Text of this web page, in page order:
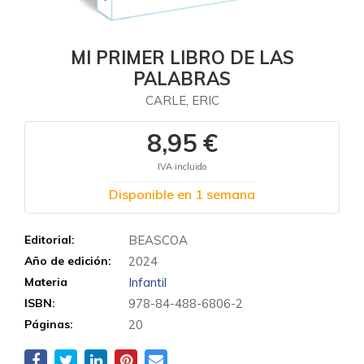
MI PRIMER LIBRO DE LAS
PALABRAS
CARLE, ERIC
8,95 €
IVA incluido
Disponible en 1 semana
Editorial: BEASCOA
Año de edición: 2024
Materia Infantil
ISBN: 978-84-488-6806-2
Páginas: 20